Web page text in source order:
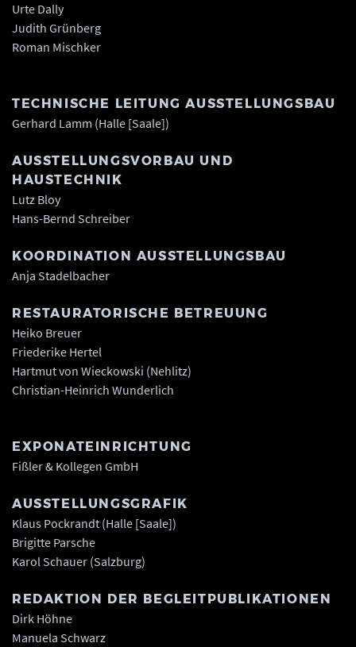
Urte Dally
Judith Grünberg
Roman Mischker
TECHNISCHE LEITUNG AUSSTELLUNGSBAU
Gerhard Lamm (Halle [Saale])
AUSSTELLUNGSVORBAU UND
HAUSTECHNIK
Lutz Bloy
Hans-Bernd Schreiber
KOORDINATION AUSSTELLUNGSBAU
Anja Stadelbacher
RESTAURATORISCHE BETREUUNG
Heiko Breuer
Friederike Hertel
Hartmut von Wieckowski (Nehlitz)
Christian-Heinrich Wunderlich
EXPONATEINRICHTUNG
Fißler & Kollegen GmbH
AUSSTELLUNGSGRAFIK
Klaus Pockrandt (Halle [Saale])
Brigitte Parsche
Karol Schauer (Salzburg)
REDAKTION DER BEGLEITPUBLIKATIONEN
Dirk Höhne
Manuela Schwarz